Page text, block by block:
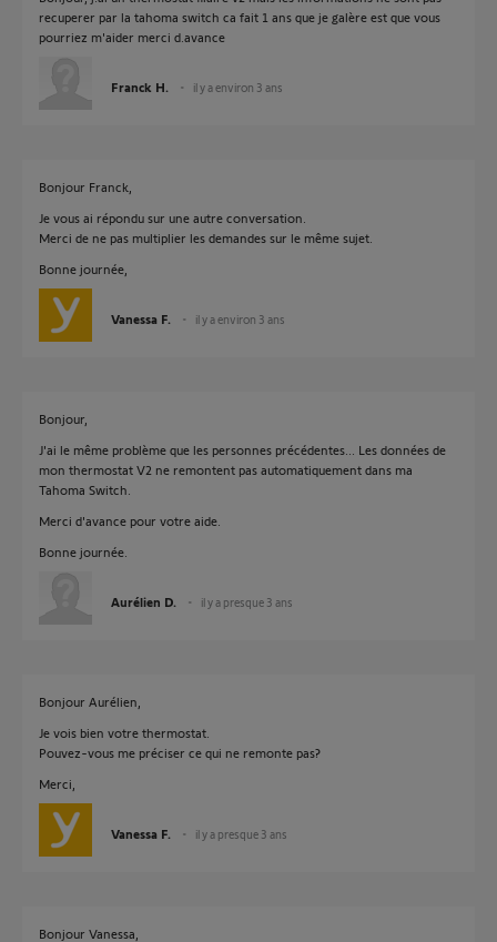
recuperer par la tahoma switch ca fait 1 ans que je galère est que vous
pourriez m'aider merci d.avance
Franck H. il y a environ 3 ans
Bonjour Franck,
Je vous ai répondu sur une autre conversation.
Merci de ne pas multiplier les demandes sur le même sujet.
Bonne journée,
Vanessa F. il y a environ 3 ans
Bonjour,
J'ai le même problème que les personnes précédentes... Les données de
mon thermostat V2 ne remontent pas automatiquement dans ma
Tahoma Switch.
Merci d'avance pour votre aide.
Bonne journée.
Aurélien D. il y a presque 3 ans
Bonjour Aurélien,
Je vois bien votre thermostat.
Pouvez-vous me préciser ce qui ne remonte pas?
Merci,
Vanessa F. il y a presque 3 ans
Bonjour Vanessa,